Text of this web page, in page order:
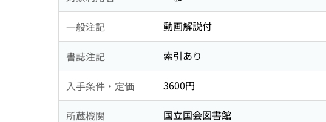
一般注記 動画解説付
書誌注記 索引あり
入手条件・定価 3600円
所蔵機関 国立国会図書館